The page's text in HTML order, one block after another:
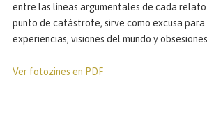
entre las líneas argumentales de cada
punto de catástrofe, sirve como excusa
experiencias, visiones del mundo y obsesiones.
Ver fotozines en PDF